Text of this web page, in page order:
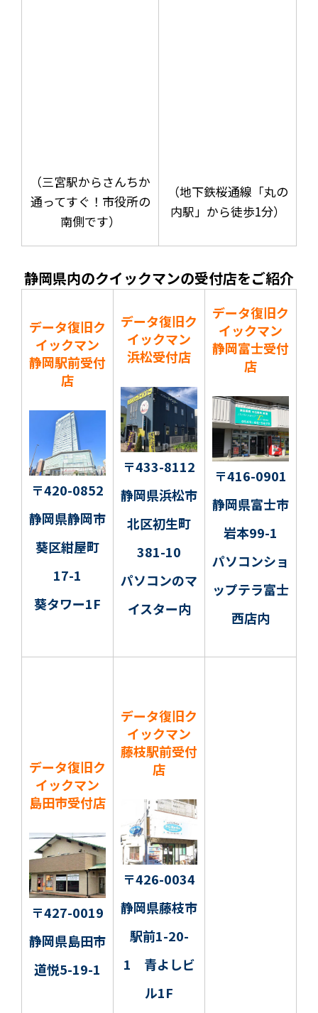
（三宮駅からさんちか
通ってすぐ！市役所の
南側です）
（地下鉄桜通線「丸の
内駅」から徒歩1分）
静岡県内のクイックマンの受付店をご紹介
データ復旧ク
イックマン
静岡駅前受付
店
〒420-0852
静岡県静岡市
葵区紺屋町
17-1
葵タワー1F
データ復旧ク
イックマン
浜松受付店
〒433-8112
静岡県浜松市
北区初生町
381-10
パソコンのマ
イスター内
データ復旧ク
イックマン
静岡富士受付
店
〒416-0901
静岡県富士市
岩本99-1
パソコンショ
ップテラ富士
西店内
データ復旧ク
イックマン
島田市受付店
〒427-0019
静岡県島田市
道悦5-19-1
データ復旧ク
イックマン
藤枝駅前受付
店
〒426-0034
静岡県藤枝市
駅前1-20-
1 青よしビ
ル1F